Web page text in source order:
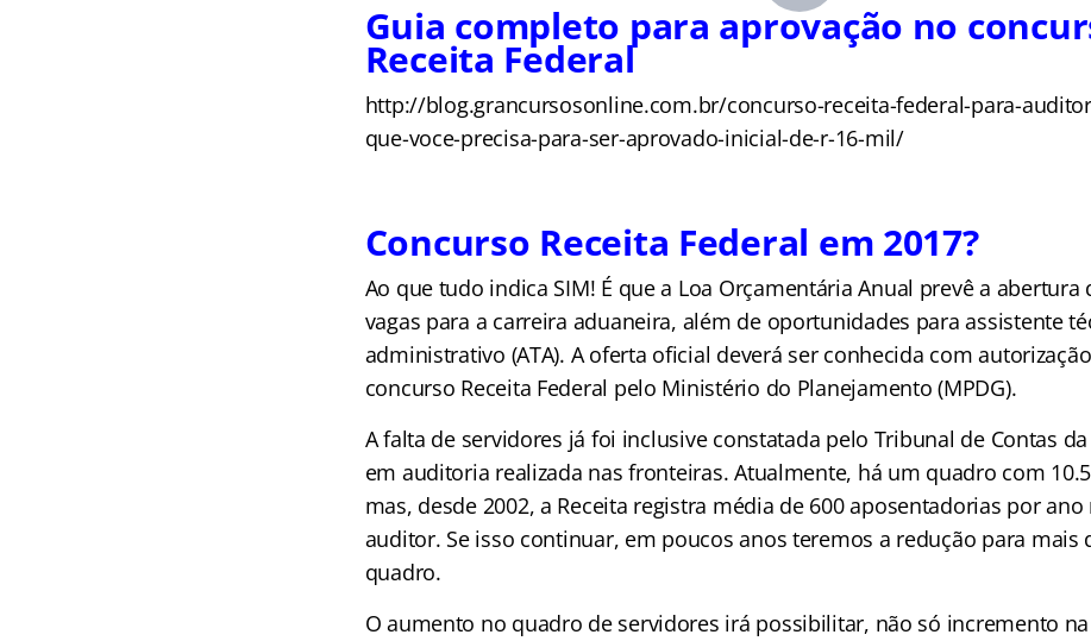
Guia completo para aprovação no
Receita Federal
http://blog.grancursosonline.com.br/concurso-receita-federal-para-
que-voce-precisa-para-ser-aprovado-inicial-de-r-16-mil/
Concurso Receita Federal em 2017?
Ao que tudo indica SIM! É que a Loa Orçamentária Anual prevê a abertura
vagas para a carreira aduaneira, além de oportunidades para assistente
administrativo (ATA). A oferta oficial deverá ser conhecida com
concurso Receita Federal pelo Ministério do Planejamento (MPDG).
A falta de servidores já foi inclusive constatada pelo Tribunal de Contas da
em auditoria realizada nas fronteiras. Atualmente, há um quadro com
mas, desde 2002, a Receita registra média de 600 aposentadorias por
auditor. Se isso continuar, em poucos anos teremos a redução para mais
quadro.
O aumento no quadro de servidores irá possibilitar, não só incremento